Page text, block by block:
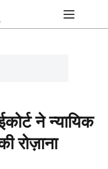
ने न्यायिक
रोज़ाना